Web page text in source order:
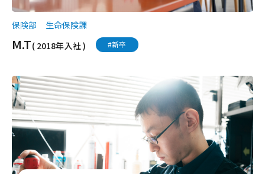
保険部 生命保険課
M.T( 2018年入社 ) #新卒